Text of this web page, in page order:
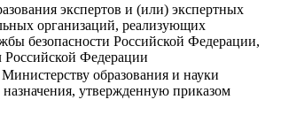
экспертов и (или) экспертных
организаций, реализующих
безопасности Российской Федерации,
Федерации
образования и науки
утвержденную приказом